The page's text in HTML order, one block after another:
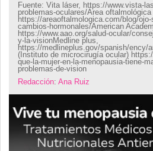
Fuente: Vita láser, https://www.vista-
problemas-oculares/Área
https://areaoftalmologica.com/blog/
cambios-hormonales/American
https://www.aao.org/salud-ocular/
y-la-visionMedline plus,
https://medlineplus.gov/spanish/ency/
(Instituto de microcirugía ocular)
que-la-mujer-en-la-menopausia-tiene-
problemas-de-vision
Redacción: Ana Ruiz